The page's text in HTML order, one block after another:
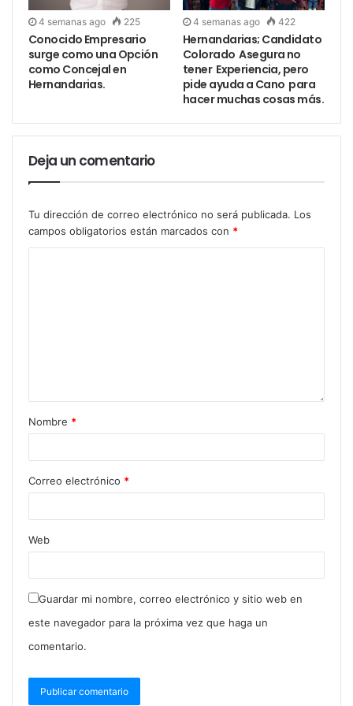
4 semanas ago 225
Conocido Empresario
surge como una Opción
como Concejal en
Hernandarias.
4 semanas ago 422
Hernandarias; Candidato
Colorado Asegura no
tener Experiencia, pero
pide ayuda a Cano para
hacer muchas cosas más.
Deja un comentario
Tu dirección de correo electrónico no será publicada. Los
campos obligatorios están marcados con *
Nombre *
Correo electrónico *
Web
Guardar mi nombre, correo electrónico y sitio web en
este navegador para la próxima vez que haga un
comentario.